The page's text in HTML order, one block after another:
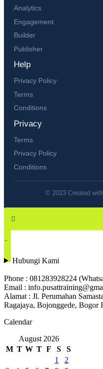
Analytics
Engagement
Builder
Publisher
Help
Privacy Policy
Terms
Conditions
Privacy
Terms
Privacy Policy
Conditions
© 2023 Created with
Hubungi Kami
Phone : 081283928224
Email :
Alamat : Jl. Perumahan
Ragajaya, Bojonggede, Bogor
Calendar
August 2026
M T W T F S
S
1
2